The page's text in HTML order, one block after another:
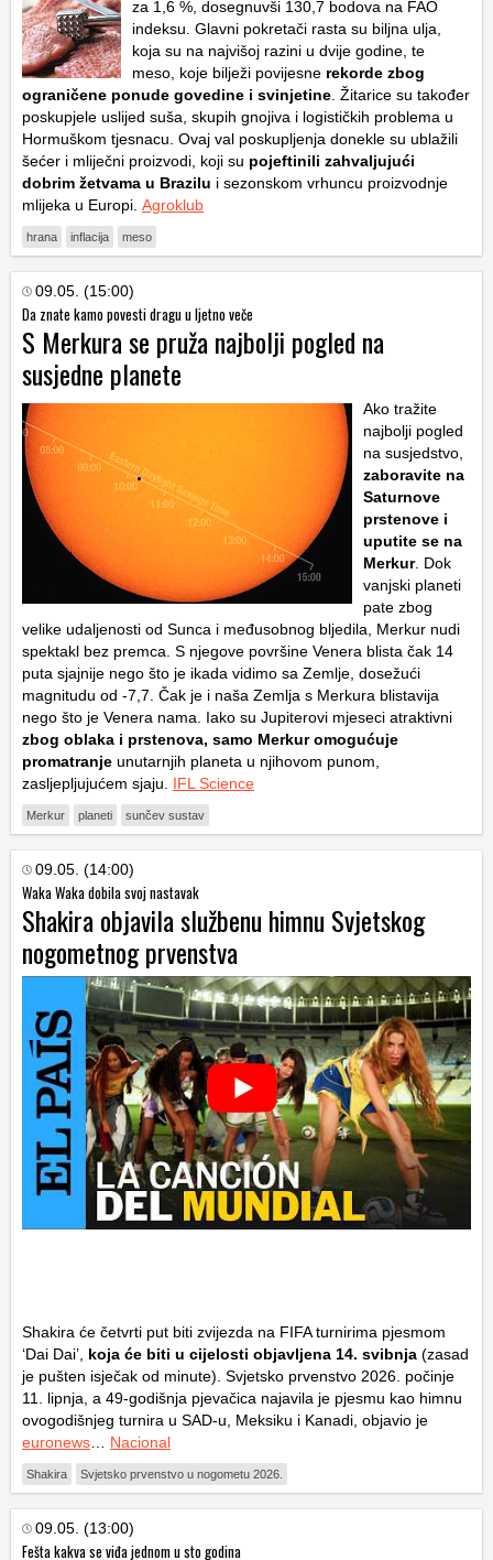
za 1,6 %, dosegnuvši 130,7 bodova na FAO
indeksu. Glavni pokretači rasta su biljna ulja,
koja su na najvišoj razini u dvije godine, te
meso, koje bilježi povijesne rekorde zbog
ograničene ponude govedine i svinjetine. Žitarice su također
poskupjele uslijed suša, skupih gnojiva i logističkih problema u
Hormuškom tjesnacu. Ovaj val poskupljenja donekle su ublažili
šećer i mliječni proizvodi, koji su pojeftinili zahvaljujući
dobrim žetvama u Brazilu i sezonskom vrhuncu proizvodnje
mlijeka u Europi. Agroklub
hrana inflacija meso
09.05. (15:00)
Da znate kamo povesti dragu u ljetno veče
S Merkura se pruža najbolji pogled na
susjedne planete
Ako tražite
najbolji pogled
na susjedstvo,
zaboravite na
Saturnove
prstenove i
uputite se na
Merkur. Dok
vanjski planeti
pate zbog
velike udaljenosti od Sunca i međusobnog bljedila, Merkur nudi
spektakl bez premca. S njegove površine Venera blista čak 14
puta sjajnije nego što je ikada vidimo sa Zemlje, dosežući
magnitudu od -7,7. Čak je i naša Zemlja s Merkura blistavija
nego što je Venera nama. Iako su Jupiterovi mjeseci atraktivni
zbog oblaka i prstenova, samo Merkur omogućuje
promatranje unutarnjih planeta u njihovom punom,
zasljepljujućem sjaju. IFL Science
Merkur planeti sunčev sustav
09.05. (14:00)
Waka Waka dobila svoj nastavak
Shakira objavila službenu himnu Svjetskog
nogometnog prvenstva
Shakira će četvrti put biti zvijezda na FIFA turnirima pjesmom
‘Dai Dai’, koja će biti u cijelosti objavljena 14. svibnja (zasad
je pušten isječak od minute). Svjetsko prvenstvo 2026. počinje
11. lipnja, a 49-godišnja pjevačica najavila je pjesmu kao himnu
ovogodišnjeg turnira u SAD-u, Meksiku i Kanadi, objavio je
euronews… Nacional
Shakira Svjetsko prvenstvo u nogometu 2026.
09.05. (13:00)
Fešta kakva se viđa jednom u sto godina